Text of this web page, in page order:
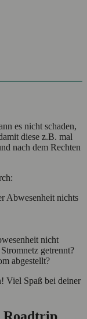
es nicht schaden,
diese z.B. mal
nach dem Rechten
Abwesenheit nichts
nicht
getrennt?
abgestellt?
Viel Spaß bei deiner